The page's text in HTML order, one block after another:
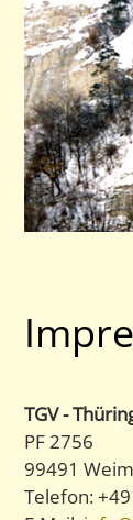
TGV -
PF 2756
99491
Telefon: